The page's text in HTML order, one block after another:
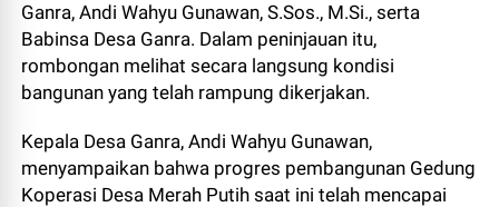
Ganra, Andi Wahyu Gunawan, S.Sos., M.Si., serta
Babinsa Desa Ganra. Dalam peninjauan itu,
rombongan melihat secara langsung kondisi
bangunan yang telah rampung dikerjakan.
Kepala Desa Ganra, Andi Wahyu Gunawan,
menyampaikan bahwa progres pembangunan Gedung
Koperasi Desa Merah Putih saat ini telah mencapai